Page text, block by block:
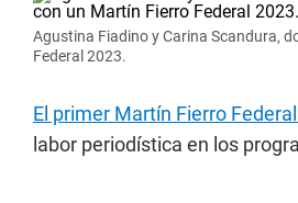
Agustina Fiadino y Carina Scandura,
Federal 2023.
El primer Martín Fierro
labor periodística en los